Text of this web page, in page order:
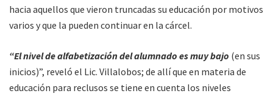
hacia aquellos que vieron truncadas su educación por motivos
varios y que la pueden continuar en la cárcel.
“El nivel de alfabetización del alumnado es muy bajo (en sus
inicios)”, reveló el Lic. Villalobos; de allí que en materia de
educación para reclusos se tiene en cuenta los niveles